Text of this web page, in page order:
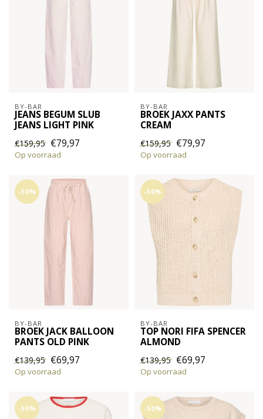
BY-BAR
JEANS BEGUM SLUB
JEANS LIGHT PINK
€159,95 €79,97
Op voorraad
BY-BAR
BROEK JAXX PANTS
CREAM
€159,95 €79,97
Op voorraad
-50%
BY-BAR
BROEK JACK BALLOON
PANTS OLD PINK
€139,95 €69,97
Op voorraad
-50%
BY-BAR
TOP NORI FIFA SPENCER
ALMOND
€139,95 €69,97
Op voorraad
-50% -50%